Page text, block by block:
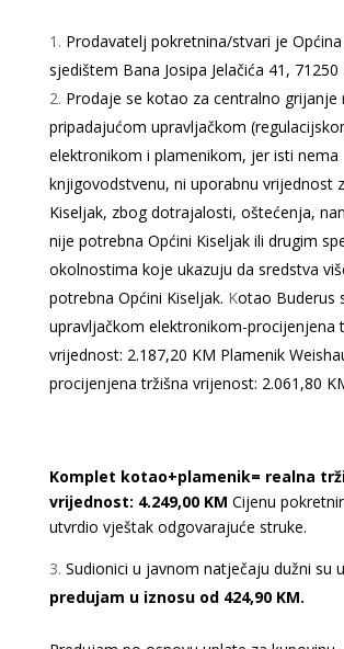
Prodavatelj pokretnina/stvari je
sjedištem Bana Josipa Jelačića 41, 71250
Prodaje se kotao za centralno grijanje
pripadajućom upravljačkom
elektronikom i plamenikom, jer isti nema
knjigovodstvenu, ni uporabnu vrijednost
Kiseljak, zbog dotrajalosti, oštećenja,
nije potrebna Općini Kiseljak ili drugim
okolnostima koje ukazuju da sredstva
potrebna Općini Kiseljak. Kotao Buderus
upravljačkom elektronikom-procijenjena
vrijednost: 2.187,20 KM Plamenik
procijenjena tržišna vrijenost: 2.061,80
Komplet kotao+plamenik= realna
vrijednost: 4.249,00 KM Cijenu
utvrdio vještak odgovarajuće struke.
Sudionici u javnom natječaju dužni su
predujam u iznosu od 424,90 KM.